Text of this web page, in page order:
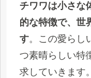
チワワは小さな
的な特徴で、世
す。この愛らし
つ素晴らしい特
求していきます